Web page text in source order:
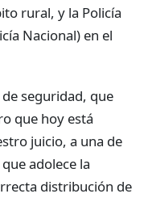
rural, y la Policía
Nacional) en el
seguridad, que
que hoy está
juicio, a una de
adolece la
distribución de